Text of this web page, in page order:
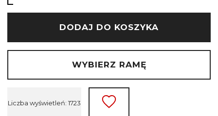
DODAJ DO KOSZYKA
WYBIERZ RAMĘ
Liczba wyświetleń: 1723